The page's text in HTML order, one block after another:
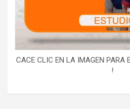
CACE CLIC EN LA IMAGEN PARA
!